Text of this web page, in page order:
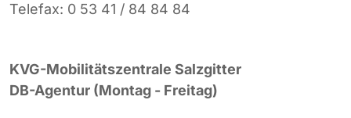
Telefax: 0 53 41 / 84 84 84
KVG-Mobilitätszentrale Salzgitter
DB-Agentur (Montag - Freitag)